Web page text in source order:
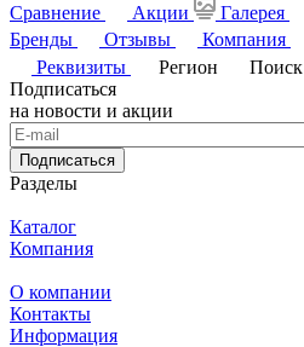
Сравнение
Акции Галерея
Бренды
Отзывы Компания
Реквизиты
Регион Поиск
Подписаться
на новости и акции
Подписаться
Разделы
Каталог
Компания
О компании
Контакты
Информация